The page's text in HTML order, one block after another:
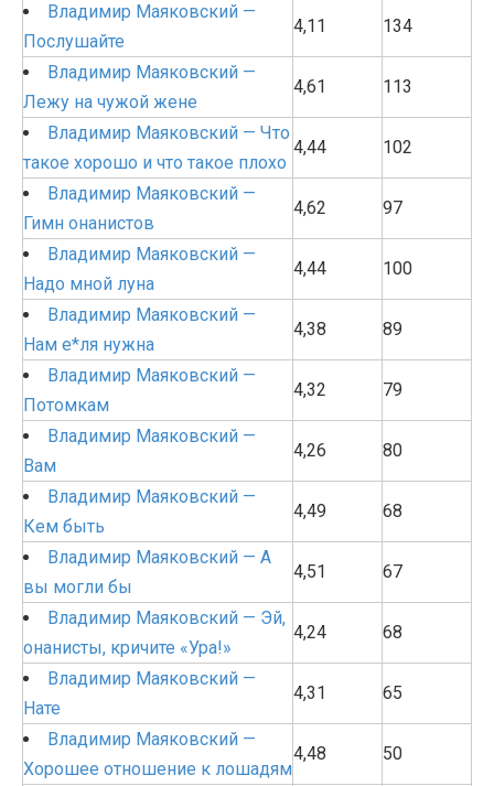
Владимир Маяковский —
Послушайте
4,11 134
Владимир Маяковский —
Лежу на чужой жене
4,61 113
Владимир Маяковский — Что
такое хорошо и что такое плохо
4,44 102
Владимир Маяковский —
Гимн онанистов
4,62 97
Владимир Маяковский —
Надо мной луна
4,44 100
Владимир Маяковский —
Нам е*ля нужна
4,38 89
Владимир Маяковский —
Потомкам
4,32 79
Владимир Маяковский —
Вам
4,26 80
Владимир Маяковский —
Кем быть
4,49 68
Владимир Маяковский — А
вы могли бы
4,51 67
Владимир Маяковский — Эй,
онанисты, кричите «Ура!»
4,24 68
Владимир Маяковский —
Нате
4,31 65
Владимир Маяковский —
Хорошее отношение к лошадям
4,48 50